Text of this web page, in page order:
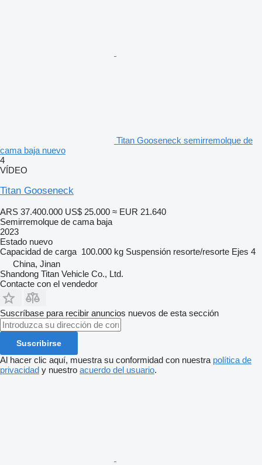
Titan Gooseneck semirremolque de
cama baja nuevo
4
VÍDEO
Titan Gooseneck
ARS 37.400.000 US$ 25.000 ≈ EUR 21.640
Semirremolque de cama baja
2023
Estado nuevo
Capacidad de carga 100.000 kg Suspensión resorte/resorte Ejes 4
China, Jinan
Shandong Titan Vehicle Co., Ltd.
Contacte con el vendedor
Suscríbase para recibir anuncios nuevos de esta sección
Suscribirse
Al hacer clic aquí, muestra su conformidad con nuestra política de
privacidad y nuestro acuerdo del usuario.